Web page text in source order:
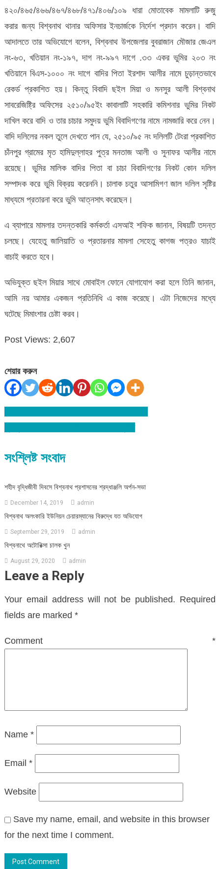
৪২০/৪৬৫/৪৬৬/৪৬৭/৪৬৮/৪৭১/৪০৬/১০৯ ধারা মোতাবেক মামলাটি রুজু
করার জন্য বিশ্বনাথ থানার অফিসার ইনচার্জকে নির্দেশ প্রদান করেন। বাদি
আদালতে তার অভিযোগে বলেন, বিশ্বনাথ উপজেলার বুবরাজান মৌজার জেএল
নং-৬৩, খতিয়ান নং-১৯৭, দাগ নং-৯৯৭ দাগে .৩৩ একর ভুমির ২০৩ নং
খতিয়ানে বিএস-১০০০ নং দাগে বাদির পিতা ইরশাদ আলীর নামে চুড়ান্তভাবে
রেকর্ড প্রকাশিত হয়। কিন্তু বিবাদি ছইল মিয়া ও মনসুর আলী বিশ্বনাথ
সাবরেজিষ্ট্রি অফিসের ২৫১০/৯৫ইং কাবালাটি সহকারি কমিশনার ভুমির নিকট
দাখিল করে বাদি ও তার চাচার সমুদয় ভুমি বিবাদিগণের নামে নামজারি করে নেন।
বাদি দলিলের নকল তুলে দেখতে পান যে, ২৫১০/৯৫ নং দলিলটি টেংরা প্রকাশিত
চাঁনপুর গ্রামের মৃত হামিদুল্লাহর পুত্র মনতাজ আলী ও সুনাফর আলীর নামে
রয়েছে। ভুমির মালিক বাদির পিতা বা চাচা বিবাদিগণের নিকট কোন দলিল
সম্পাদক করে ভুমি বিক্রয় করেননি। চালাক চতুর আসামিগণ জাল দলিল সৃষ্টির
মাধ্যমে প্রতারনা করে ভুমি আত্নসাৎ করেছেন।
এ ব্যাপারে মামলার তদন্তকারি কর্মকর্তা এসআই শফিক জানান, বিষয়টি তদন্ত
চলছে। যেহেতু জালিয়াতি ও প্রতারনার মামলা সেহেতু কাগজ পত্রও যাচাই
বাচাই করতে হবে।
অভিযুক্ত ছইল মিয়ার সাথে মোবাইল ফোনে যোগাযোগ করা হলে তিনি জানান,
আমি নয় আমার একজন প্রতিনিধি এ কাজ করেছে। এটা নিজেদের মধ্যে
ঘটেছে মিমাংশার চেষ্টা করব।
Post Views: 2,607
শেয়ার করুন
Post
সংশ্লিষ্ট সংবাদ
শহীদ বৃদ্ধিজীবী দিবসে বিশ্বনাথ প্রশাসনের শ্রদ্ধাঞ্জলি অর্পন-সভা
December 14, 2019 admin
বিশ্বনাথ অলংকারি ইউনিয়ন চেয়ারম্যানের বিরুদ্ধে যত অভিযোগ
September 29, 2019 admin
বিশ্বনাথে অটোরিক্সা চালক খুন
August 29, 2020 admin
Leave a Reply
Your email address will not be published. Required
fields are marked *
Comment*
Name *
Email *
Website
Save my name, email, and website in this browser
for the next time I comment.